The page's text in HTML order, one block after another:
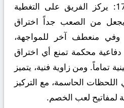
يركز الفريق على التغطية
يجعل من الصعب جداً اختراق
وفي منعطف آخر للمواجهة،
محكمة تمنع أي اختراق
تماماً. ومن زاوية فنية، يتميز
اللحظات الحاسمة، مع التركيز
لمفاتيح لعب الخصم.